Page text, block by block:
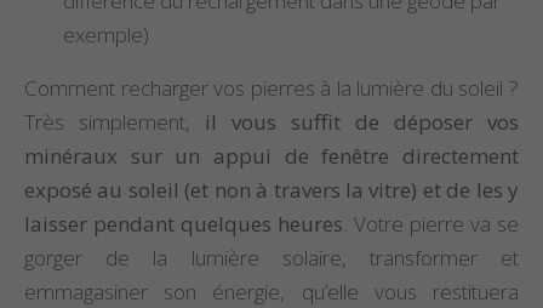
exemple)
Comment recharger vos pierres à la lumière du soleil ?
Très simplement, il vous suffit de déposer vos
minéraux sur un appui de fenêtre directement
exposé au soleil (et non à travers la vitre) et de les y
laisser pendant quelques heures. Votre pierre va se
gorger de la lumière solaire, transformer et
emmagasiner son énergie, qu’elle vous restituera